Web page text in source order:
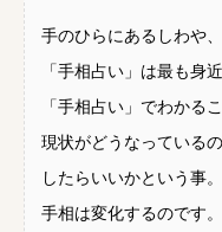
手のひらにあるしわや
「手相占い」は最も身
「手相占い」でわかる
現状がどうなっている
したらいいかという事。
手相は変化するのです。